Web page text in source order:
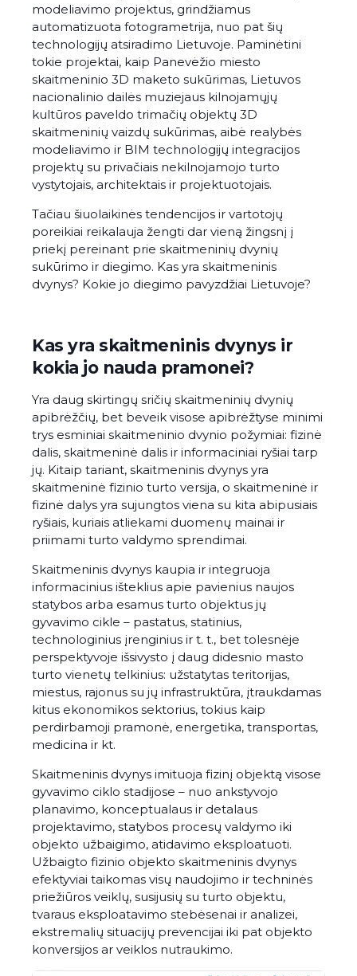
modeliavimo projektus, grindžiamus
automatizuota fotogrametrija, nuo pat šių
technologijų atsiradimo Lietuvoje. Paminėtini
tokie projektai, kaip Panevėžio miesto
skaitmeninio 3D maketo sukūrimas, Lietuvos
nacionalinio dailės muziejaus kilnojamųjų
kultūros paveldo trimačių objektų 3D
skaitmeninių vaizdų sukūrimas, aibė realybės
modeliavimo ir BIM technologijų integracijos
projektų su privačiais nekilnojamojo turto
vystytojais, architektais ir projektuotojais.
Tačiau šiuolaikinės tendencijos ir vartotojų
poreikiai reikalauja žengti dar vieną žingsnį į
priekį pereinant prie skaitmeninių dvynių
sukūrimo ir diegimo. Kas yra skaitmeninis
dvynys? Kokie jo diegimo pavyzdžiai Lietuvoje?
Kas yra skaitmeninis dvynys ir
kokia jo nauda pramonei?
Yra daug skirtingų sričių skaitmeninių dvynių
apibrėžčių, bet beveik visose apibrėžtyse minimi
trys esminiai skaitmeninio dvynio požymiai: fizinė
dalis, skaitmeninė dalis ir informaciniai ryšiai tarp
jų. Kitaip tariant, skaitmeninis dvynys yra
skaitmeninė fizinio turto versija, o skaitmeninė ir
fizinė dalys yra sujungtos viena su kita abipusiais
ryšiais, kuriais atliekami duomenų mainai ir
priimami turto valdymo sprendimai.
Skaitmeninis dvynys kaupia ir integruoja
informacinius išteklius apie pavienius naujos
statybos arba esamus turto objektus jų
gyvavimo cikle – pastatus, statinius,
technologinius įrenginius ir t. t., bet tolesnėje
perspektyvoje išsivysto į daug didesnio masto
turto vienetų telkinius: užstatytas teritorijas,
miestus, rajonus su jų infrastruktūra, įtraukdamas
kitus ekonomikos sektorius, tokius kaip
perdirbamoji pramonė, energetika, transportas,
medicina ir kt.
Skaitmeninis dvynys imituoja fizinį objektą visose
gyvavimo ciklo stadijose – nuo ankstyvojo
planavimo, konceptualaus ir detalaus
projektavimo, statybos procesų valdymo iki
objekto užbaigimo, atidavimo eksploatuoti.
Užbaigto fizinio objekto skaitmeninis dvynys
efektyviai taikomas visų naudojimo ir techninės
priežiūros veiklų, susijusių su turto objektu,
tvaraus eksploatavimo stebėsenai ir analizei,
ekstremalių situacijų prevencijai iki pat objekto
konversijos ar veiklos nutraukimo.